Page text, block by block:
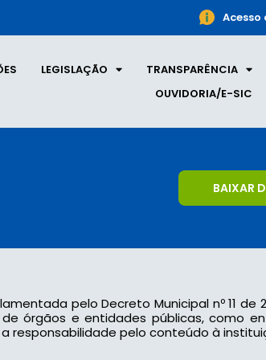
LEGISLAÇÃO
TRANSPARÊNCIA
OUVIDORIA/E-SIC
BAIXAR
pelo Decreto Municipal nº 11 de
órgãos e entidades públicas, como
responsabilidade pelo conteúdo à